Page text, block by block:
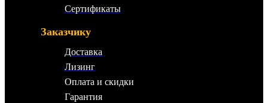
Сертификаты
Заказчику
Доставка
Лизинг
Оплата и скидки
Гарантия